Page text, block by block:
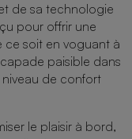
de sa technologie
pour offrir une
ce soit en voguant à
paisible dans
de confort
le plaisir à bord,